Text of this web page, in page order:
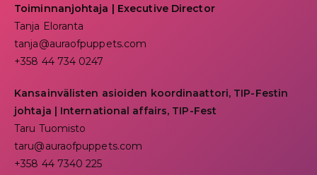
Toiminnanjohtaja | Executive Director
Tanja Eloranta
tanja@auraofpuppets.com
+358 44 734 0247
Kansainvälisten asioiden koordinaattori, TIP-Festin
johtaja | International affairs, TIP-Fest
Taru Tuomisto
taru@auraofpuppets.com
+358 44 7340 225